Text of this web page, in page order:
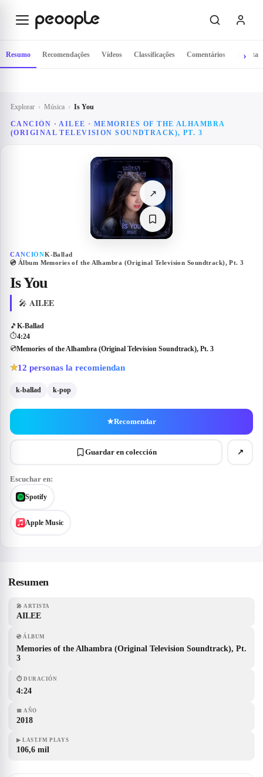
Explorar › Música › Is You
CANCIÓN · AILEE · MEMORIES OF THE ALHAMBRA
(ORIGINAL TELEVISION SOUNDTRACK), PT. 3
↗
CANCIÓNK-Ballad
💿 Álbum Memories of the Alhambra (Original Television Soundtrack), Pt. 3
Is You
🎤 AILEE
🎵 K-Ballad
⏱4:24
💿Memories of the Alhambra (Original Television Soundtrack), Pt. 3
★12 personas la recomiendan
k-ballad k-pop
★Recomendar
Guardar en colección ↗
Escuchar en:
Spotify
Apple Music
Resumo Recomendações Vídeos Classificações Comentários Artista
Resumen
🎤 ARTISTA
AILEE
💿 ÁLBUM
Memories of the Alhambra (Original Television Soundtrack), Pt.
3
⏱ DURACIÓN
4:24
📅 AÑO
2018
▶ LAST.FM PLAYS
106,6 mil